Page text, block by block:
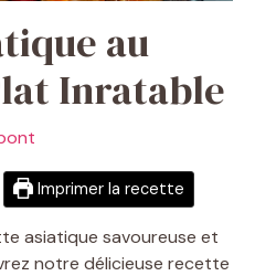
au
Inratable
Imprimer la recette
asiatique savoureuse et
notre délicieuse recette